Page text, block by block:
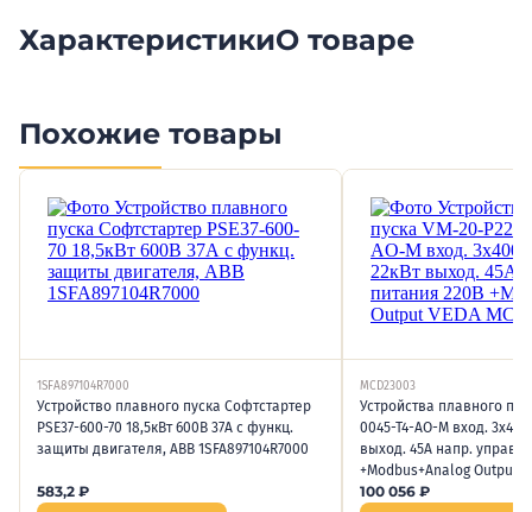
ХарактеристикиО товаре
Похожие товары
1SFA897104R7000
Устройство плавного пуска Софтстартер
PSE37-600-70 18,5кВт 600В 37А с функц.
защиты двигателя, ABB 1SFA897104R7000
583,2 ₽
MCD23003
Устройства плавного
0045-T4-AO-M вход.
выход. 45А напр. управ.
+Modbus+Analog Output
100 056 ₽